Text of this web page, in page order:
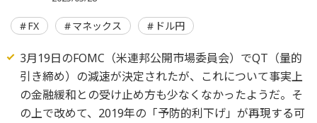
FX マネックス ドル円
3月19日のFOMC（米連邦公開市場委員会）でQT（量的
引き締め）の減速が決定されたが、これについて事実上
の金融緩和との受け止め方も少なくなかったようだ。そ
の上で改めて、2019年の「予防的利下げ」が再現する可